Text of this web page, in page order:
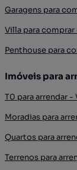
Garagens para
Villa para comprar
Penthouse para
Imóveis para
T0 para arrendar -
Moradias para
Quartos para
Terrenos para